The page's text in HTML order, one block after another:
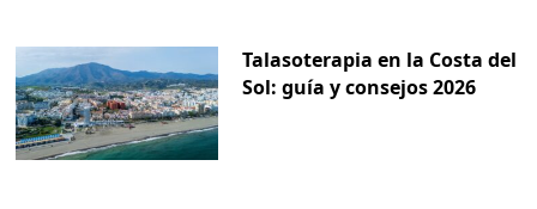
Talasoterapia en la Costa del
Sol: guía y consejos 2026